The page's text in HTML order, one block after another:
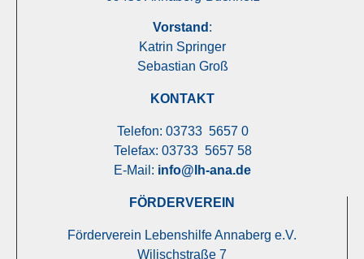
Vorstand :
Katrin Springer
Sebastian Groß
KONTAKT
Telefon: 03733 5657 0
Telefax: 03733 5657 58
E-Mail: info@lh-ana.de
FÖRDERVEREIN
Förderverein Lebenshilfe Annaberg e.V.
Wilischstraße 7